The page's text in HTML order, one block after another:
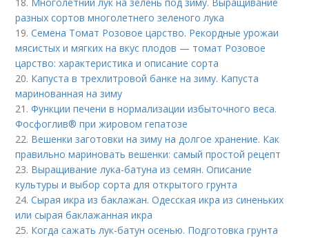
разных сортов многолетнего зеленого лука
19.Семена Томат Розовое царство. Рекордные урожаи
мясистых и мягких на вкус плодов — томат Розовое
царство: характеристика и описание сорта
20. Капуста в трехлитровой банке на зиму. Капуста
маринованная на зиму
21.Функции печени в нормализации избыточного веса.
Фосфоглив® при жировом гепатозе
22. Вешенки заготовки на зиму на долгое хранение. Как
правильно мариновать вешенки: самый простой рецепт
23. Выращивание лука-батуна из семян. Описание
культуры и выбор сорта для открытого грунта
24.Сырая икра из баклажан. Одесская икра из синеньких
или сырая баклажанная икра
25. Когда сажать лук-батун осенью. Подготовка грунта